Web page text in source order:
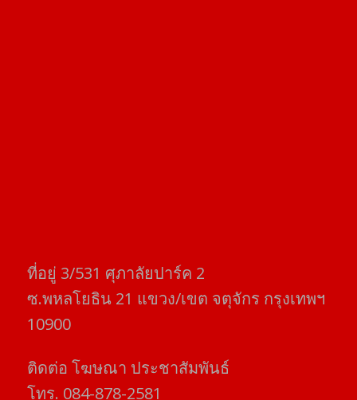
ที่อยู่​ 3/531​ ศุภาลัยปาร์ค​ 2
ซ.พหลโยธิน​ 21​ แขวง/เขต​ จตุจักร​ กรุงเทพฯ
10900
ติดต่อ​ โฆษณา​ ประชาสัมพันธ์
โทร​. 084-878-2581